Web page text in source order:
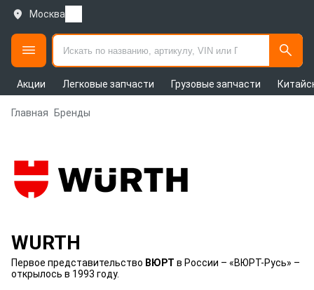
Москва
Акции Легковые запчасти Грузовые запчасти
Главная Бренды
WURTH
Первое представительство ВЮРТ в России – «ВЮРТ-Русь» –
открылось в 1993 году.